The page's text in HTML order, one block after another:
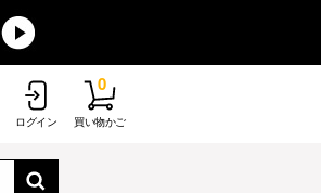
ログイン 買い物かご
0